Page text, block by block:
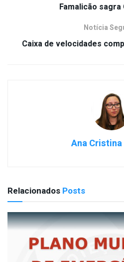
Famalicão sagra
Notícia
Caixa de velocidades
Ana
Relacionados Posts